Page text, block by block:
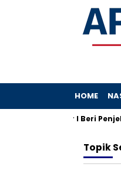
HOME
Bogor I Beri
Topik